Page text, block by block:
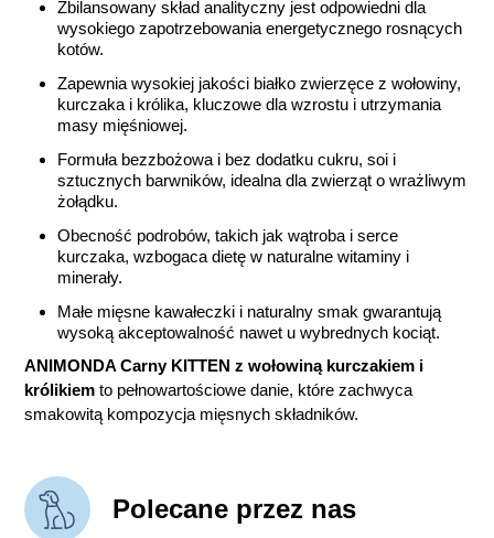
Zbilansowany skład analityczny jest odpowiedni dla
wysokiego zapotrzebowania energetycznego rosnących
kotów.
Zapewnia wysokiej jakości białko zwierzęce z wołowiny,
kurczaka i królika, kluczowe dla wzrostu i utrzymania
masy mięśniowej.
Formuła bezzbożowa i bez dodatku cukru, soi i
sztucznych barwników, idealna dla zwierząt o wrażliwym
żołądku.
Obecność podrobów, takich jak wątroba i serce
kurczaka, wzbogaca dietę w naturalne witaminy i
minerały.
Małe mięsne kawałeczki i naturalny smak gwarantują
wysoką akceptowalność nawet u wybrednych kociąt.
ANIMONDA Carny KITTEN z wołowiną kurczakiem i
królikiem to pełnowartościowe danie, które zachwyca
smakowitą kompozycja mięsnych składników.
Polecane przez nas